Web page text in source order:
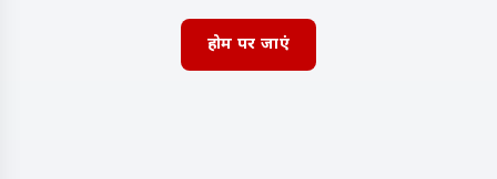
होम पर जाएं